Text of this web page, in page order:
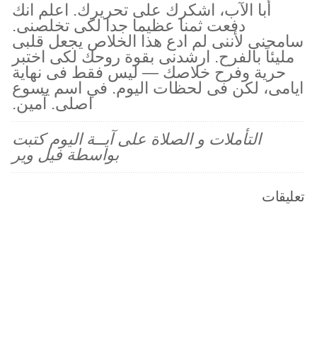
أبا الآب، اشكرك على تحريرك. اعلم انك
دفعت ثمنا عظيما جدا لكى تخلصنى.
سامحنى لأننى لم ادع هذا الخلاص يجعل قلبى
مليئاً بالفرح. ارشدنى بقوة روحك لكى اختبر
حرية وفرح خلاصك — ليس فقط فى نهاية
ايامى، لكن فى لحظات اليوم. في اسم يسوع
اصلى. آمين.
التأملات و الصلاة على آيــة اليوم كتبت
بواسطة فيل وير
تعليقات